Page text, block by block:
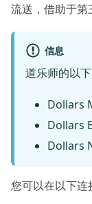
流送，借助于第
信息
道乐师的以
Dollars
Dollars
Dollars
您可以在以下连